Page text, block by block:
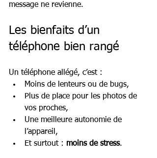
message ne revienne.
Les bienfaits d’un
téléphone bien rangé
Un téléphone allégé, c’est :
Moins de lenteurs ou de bugs,
Plus de place pour les photos de
vos proches,
Une meilleure autonomie de
l’appareil,
Et surtout : moins de stress.